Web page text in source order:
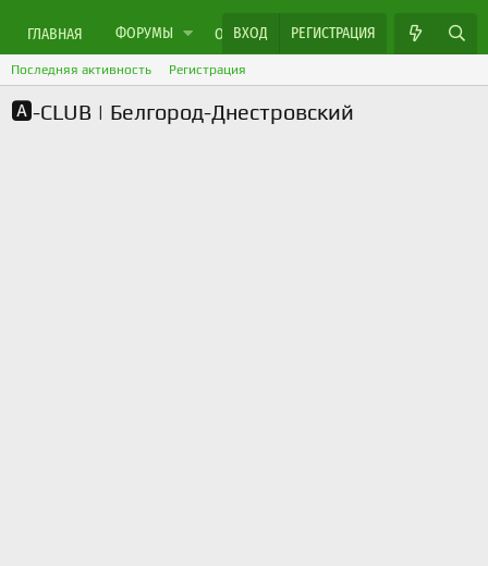
ГЛАВНАЯ ФОРУМЫ ОБЪЯВЛЕНИЯ ЯРМАРКА МАСТЕРОВ
ВХОД РЕГИСТРАЦИЯ
Последняя активность Регистрация
🅰️-CLUB | Белгород-Днестровский